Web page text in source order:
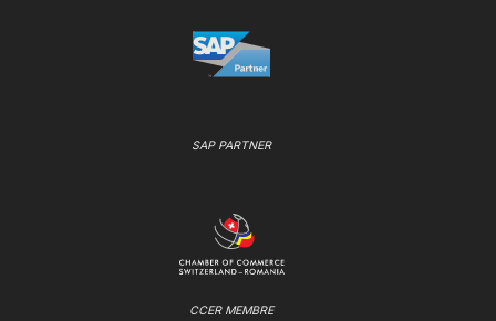
SAP PARTNER
CCER MEMBRE